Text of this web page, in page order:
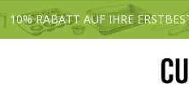
10% RABATT AUF IHRE